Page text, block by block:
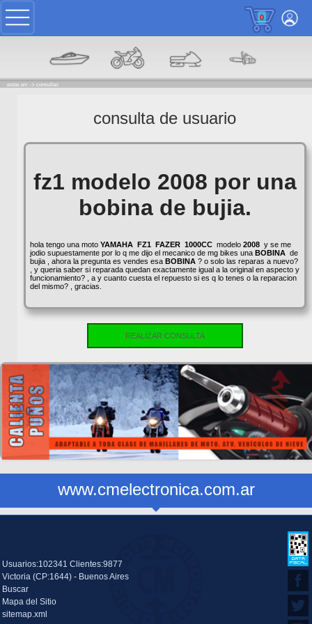
0
estas en: -> consultas
consulta de usuario
fz1 modelo 2008 por una
bobina de bujia.
hola tengo una moto YAMAHA FZ1 FAZER 1000CCmodelo 2008y se me
jodio supuestamente por lo q me dijo el mecanico de mg bikes una BOBINAde
bujia , ahora la pregunta es vendes esa BOBINA? o solo las reparas a nuevo?
, y queria saber si reparada quedan exactamente igual a la original en aspecto y
funcionamiento? , a y cuanto cuesta el repuesto si es q lo tenes o la reparacion
del mismo? , gracias.
REALIZAR CONSULTA
www.cmelectronica.com.ar
Usuarios:102341 Clientes:9877
Victoria (CP:1644) - Buenos Aires
Buscar
Mapa del Sitio
sitemap.xml